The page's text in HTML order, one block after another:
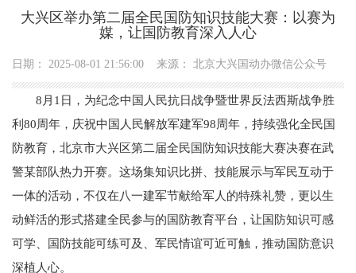
大兴区举办第二届全民国防知识技能大赛：以赛为
媒，让国防教育深入人心
日期： 2025-08-01 21:56:00 来源： 北京大兴国动办微信公众号
8月1日，为纪念中国人民抗日战争暨世界反法西斯战争胜
利80周年，庆祝中国人民解放军建军98周年，持续强化全民国
防教育，北京市大兴区第二届全民国防知识技能大赛决赛在武
警某部队热力开赛。这场集知识比拼、技能展示与军民互动于
一体的活动，不仅在八一建军节献给军人的特殊礼赞，更以生
动鲜活的形式搭建全民参与的国防教育平台，让国防知识可感
可学、国防技能可练可及、军民情谊可近可触，推动国防意识
深植人心。